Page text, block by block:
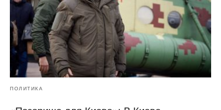
ПОЛИТИКА